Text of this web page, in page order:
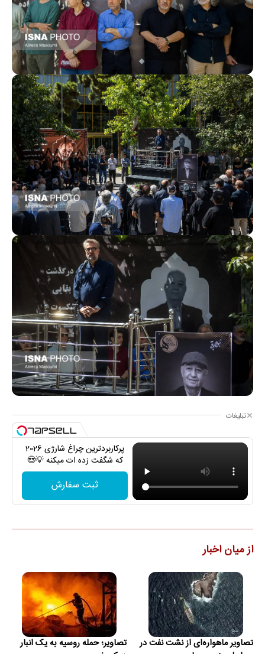
تبلیغات
پرکاربردترین چراغ شارژی 2026
که شگفت زده ات میکنه 💡😍
ثبت سفارش
از میان اخبار
تصاویر ماهواره‌ای از نشت نفت در
تصاویر؛ حمله روسیه به یک انبار